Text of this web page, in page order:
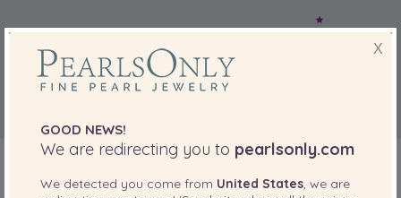
X
GOOD NEWS!
We are redirecting you to pearlsonly.com
We detected you come from United States, we are